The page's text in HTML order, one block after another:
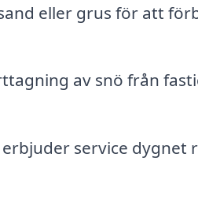
eller grus för att
av snö från
service dygnet